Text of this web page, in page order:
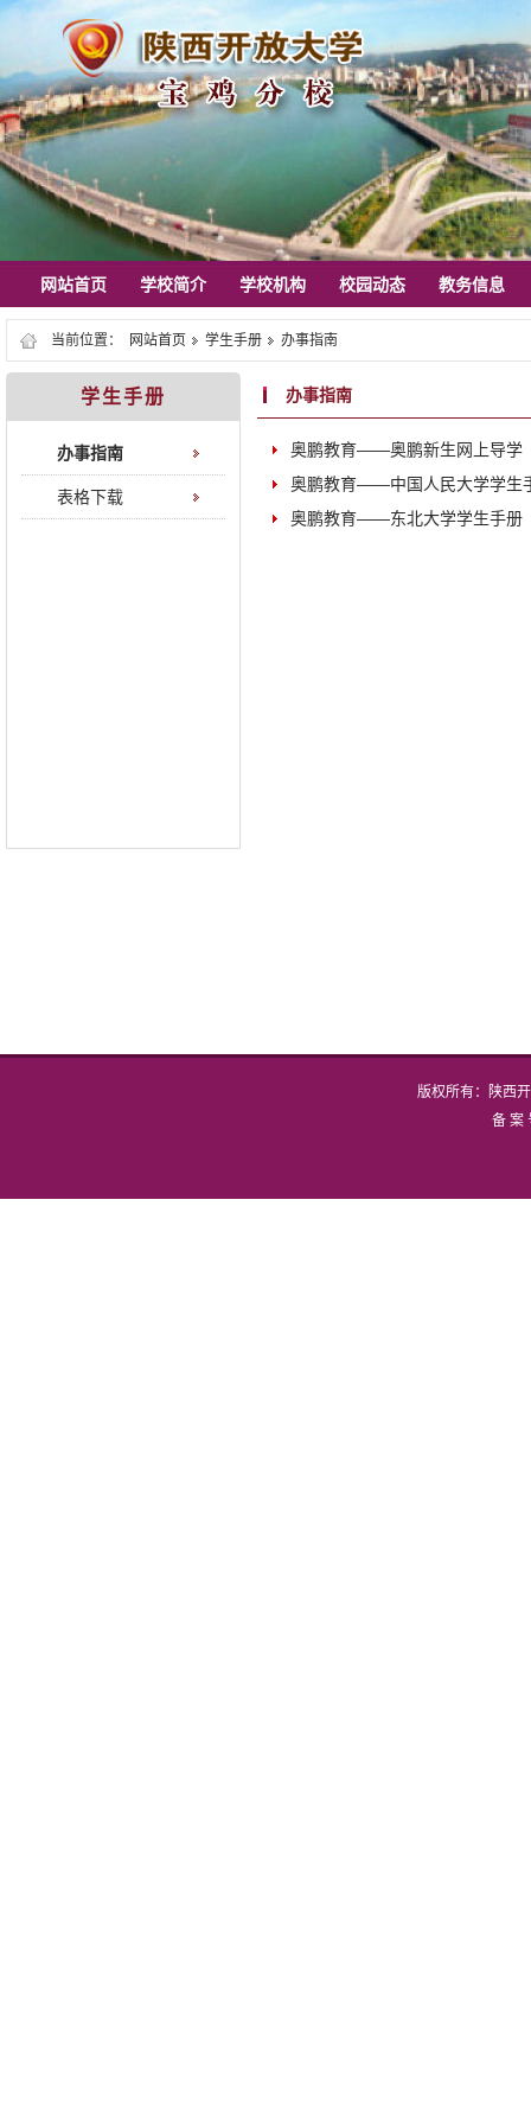
网站首页 学校简介 学校机构 校园动态 教务信息
当前位置： 网站首页 学生手册 办事指南
学生手册
办事指南
表格下载
办事指南
奥鹏教育——奥鹏新生网上导学
奥鹏教育——中国人民大学学生
奥鹏教育——东北大学学生手册
版权所有：陕
备 案